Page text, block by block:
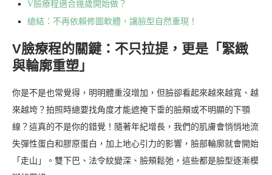
V臉療程適合幾歲開始做？
總結：不再依賴修圖軟體，讓臉型自然重現！
V臉療程的關鍵：不只拉提，更是「緊緻
與輪廓重塑」
你是不是也常覺得，明明體重沒增加，但臉卻看起來越來越寬、越
來越垮？拍照時總要找角度才能遮掩下垂的臉頰或不明顯的下顎
線？這真的不是你的錯覺！隨著年紀增長，我們的肌膚會悄悄地流
失彈性蛋白和膠原蛋白，加上地心引力的影響，臉部輪廓就會開始
「走山」。雙下巴、法令紋變深、臉頰鬆弛，這些都是臉型逐漸模